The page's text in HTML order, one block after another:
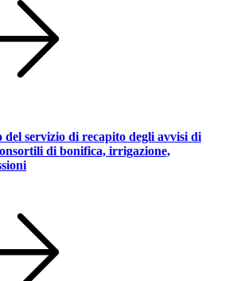
servizio di recapito degli avvisi di
di bonifica, irrigazione,